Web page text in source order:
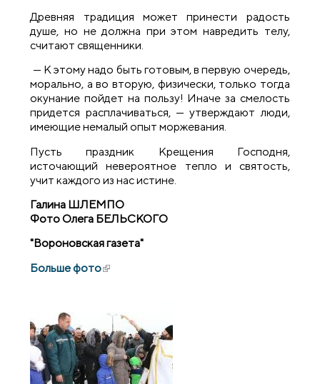
Древняя традиция может принести радость
душе, но не должна при этом навредить телу,
считают священники.
— К этому надо быть готовым, в первую очередь,
морально, а во вторую, физически, только тогда
окунание пойдет на пользу! Иначе за смелость
придется расплачиваться, — утверждают люди,
имеющие немалый опыт моржевания.
Пусть праздник Крещения Господня,
источающий невероятное тепло и святость,
учит каждого из нас истине.
Галина ШЛЕМПО
Фото Олега БЕЛЬСКОГО
"Вороновская газета"
Больше фото(внешняя ссылка)